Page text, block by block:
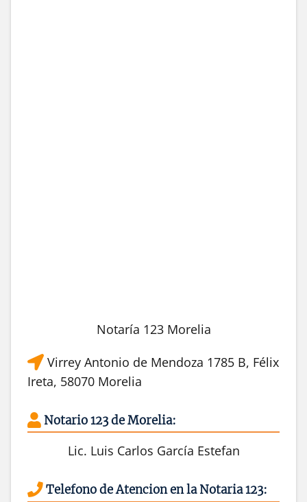
Notaría 123 Morelia
Virrey Antonio de Mendoza 1785 B, Félix
Ireta, 58070 Morelia
Notario 123 de Morelia:
Lic. Luis Carlos García Estefan
Telefono de Atencion en la Notaria 123: